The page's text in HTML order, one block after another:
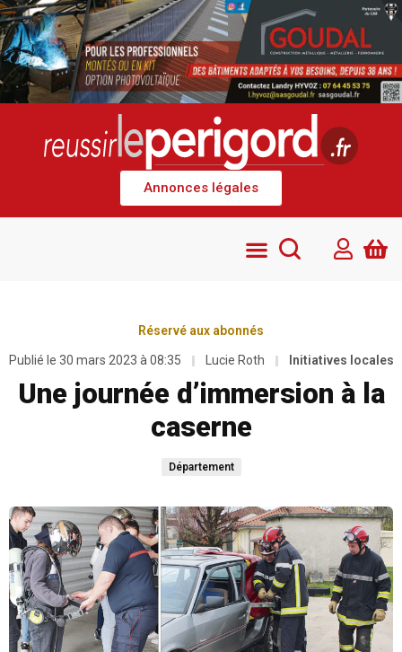
Annonces légales
Réservé aux abonnés
Publié le 30 mars 2023 à 08:35 Lucie Roth Initiatives locales
Une journée d’immersion à la
caserne
Département